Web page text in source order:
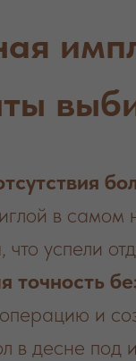
в
что успели
точность
и
в десне под